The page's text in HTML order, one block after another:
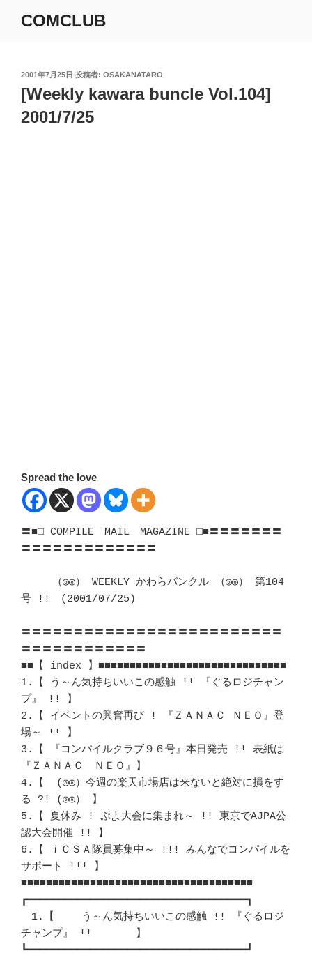
COMCLUB
投
稿
日:
2001年7月25日 投稿者: OSAKANATARO
[Weekly kawara buncle Vol.104]
2001/7/25
Spread the love
〓■□ COMPILE　MAIL　MAGAZINE □■〓〓〓〓〓〓〓
〓〓〓〓〓〓〓〓〓〓〓〓〓
（◎◎） WEEKLY かわらバンクル （◎◎） 第104
号 !!　(2001/07/25)
〓〓〓〓〓〓〓〓〓〓〓〓〓〓〓〓〓〓〓〓〓〓〓〓〓
〓〓〓〓〓〓〓〓〓〓〓〓
■■【 index 】■■■■■■■■■■■■■■■■■■■■■■■■■■■■■■
1.【 う～ん気持ちいいこの感触 !! 『ぐるロジチャン
プ』 !! 】
2.【 イベントの興奮再び ! 『ＺＡＮＡＣ ＮＥＯ』登
場～ !! 】
3.【 『コンパイルクラブ９６号』本日発売 !! 表紙は
『ＺＡＮＡＣ　ＮＥＯ』】
4.【  (◎◎）今週の楽天市場店は来ないと絶対に損をす
る ?! (◎◎） 】
5.【 夏休み ! ぷよ大会に集まれ～ !! 東京でAJPA公
認大会開催 !! 】
6.【 ｉＣＳＡ隊員募集中～ !!! みんなでコンパイルを
サポート !!! 】
■■■■■■■■■■■■■■■■■■■■■■■■■■■■■■■■■■■■■
┏━━━━━━━━━━━━━━━━━━━━━━━━━━━━━━━━━━━┓
1.【 　　う～ん気持ちいいこの感触 !! 『ぐるロジ
チャンプ』 !! 　　　 】
┗━━━━━━━━━━━━━━━━━━━━━━━━━━━━━━━━━━━┛